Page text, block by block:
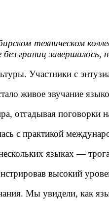
техническом
границ
Участники с
живое звучание
отгадывая поговорки
с практикой
языках —
высокий
Мы увидели, как